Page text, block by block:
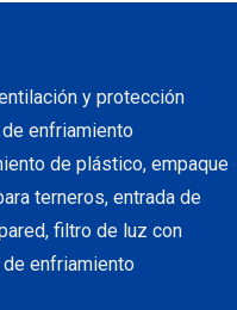
y protección
enfriamiento
de plástico, empaque
terneros, entrada de
filtro de luz con
de enfriamiento